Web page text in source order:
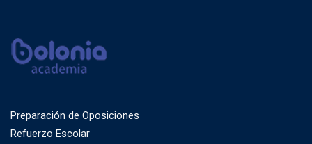
Preparación de Oposiciones
Refuerzo Escolar